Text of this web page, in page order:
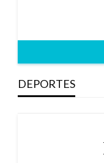
DEPORTES